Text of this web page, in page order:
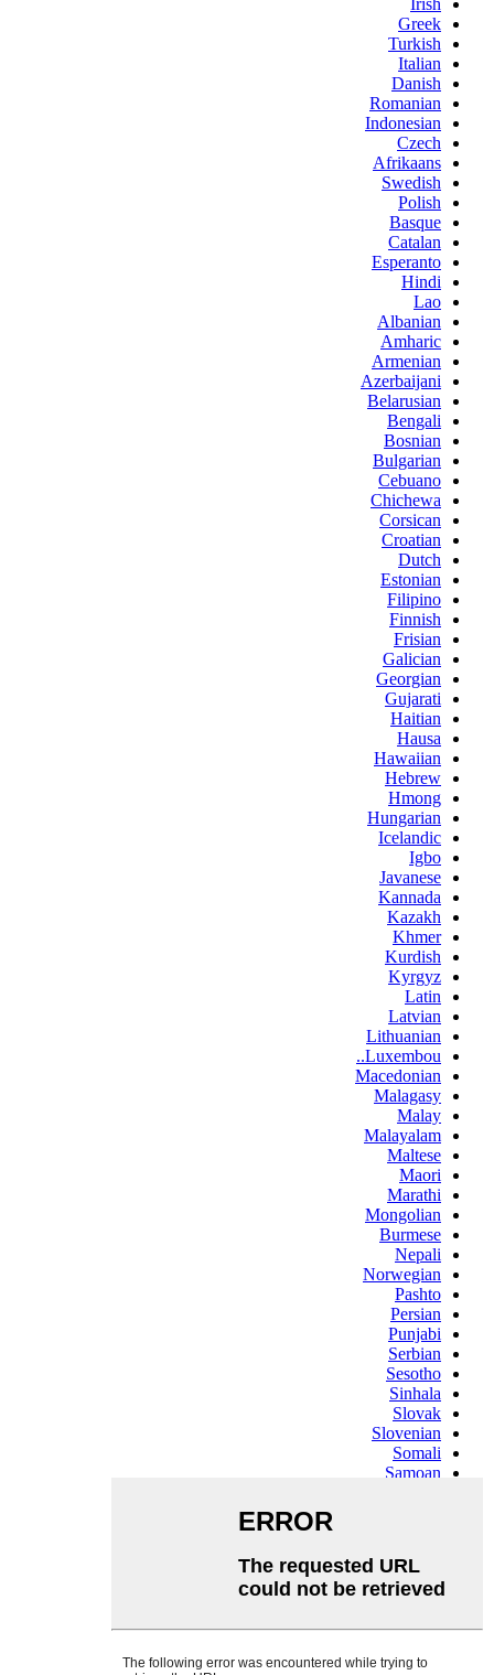
Irish
Greek
Turkish
Italian
Danish
Romanian
Indonesian
Czech
Afrikaans
Swedish
Polish
Basque
Catalan
Esperanto
Hindi
Lao
Albanian
Amharic
Armenian
Azerbaijani
Belarusian
Bengali
Bosnian
Bulgarian
Cebuano
Chichewa
Corsican
Croatian
Dutch
Estonian
Filipino
Finnish
Frisian
Galician
Georgian
Gujarati
Haitian
Hausa
Hawaiian
Hebrew
Hmong
Hungarian
Icelandic
Igbo
Javanese
Kannada
Kazakh
Khmer
Kurdish
Kyrgyz
Latin
Latvian
Lithuanian
Luxembou..
Macedonian
Malagasy
Malay
Malayalam
Maltese
Maori
Marathi
Mongolian
Burmese
Nepali
Norwegian
Pashto
Persian
Punjabi
Serbian
Sesotho
Sinhala
Slovak
Slovenian
Somali
Samoan
Swahili
Tajik
Telugu